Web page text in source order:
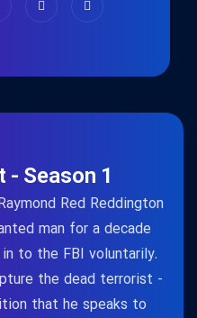
Season 1
Red Reddington
man for a decade
to the FBI voluntarily.
the dead terrorist -
that he speaks to